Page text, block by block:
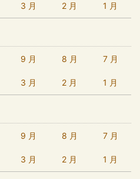
3 月 2 月 1 月
9 月 8 月 7 月
3 月 2 月 1 月
9 月 8 月 7 月
3 月 2 月 1 月